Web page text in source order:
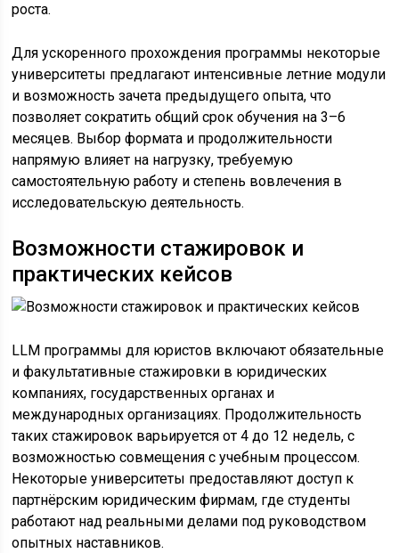
роста.
Для ускоренного прохождения программы некоторые
университеты предлагают интенсивные летние модули
и возможность зачета предыдущего опыта, что
позволяет сократить общий срок обучения на 3–6
месяцев. Выбор формата и продолжительности
напрямую влияет на нагрузку, требуемую
самостоятельную работу и степень вовлечения в
исследовательскую деятельность.
Возможности стажировок и
практических кейсов
LLM программы для юристов включают обязательные
и факультативные стажировки в юридических
компаниях, государственных органах и
международных организациях. Продолжительность
таких стажировок варьируется от 4 до 12 недель, с
возможностью совмещения с учебным процессом.
Некоторые университеты предоставляют доступ к
партнёрским юридическим фирмам, где студенты
работают над реальными делами под руководством
опытных наставников.